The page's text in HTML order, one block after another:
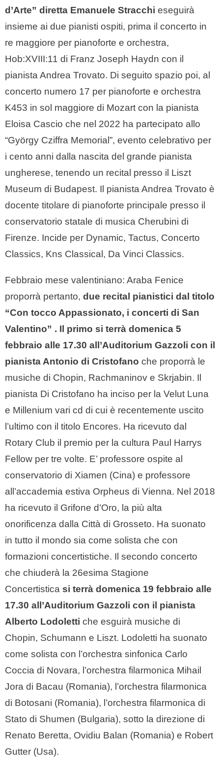
d’Arte” diretta Emanuele Stracchi eseguirà
insieme ai due pianisti ospiti, prima il concerto in
re maggiore per pianoforte e orchestra,
Hob:XVIII:11 di Franz Joseph Haydn con il
pianista Andrea Trovato. Di seguito spazio poi, al
concerto numero 17 per pianoforte e orchestra
K453 in sol maggiore di Mozart con la pianista
Eloisa Cascio che nel 2022 ha partecipato allo
“György Cziffra Memorial”, evento celebrativo per
i cento anni dalla nascita del grande pianista
ungherese, tenendo un recital presso il Liszt
Museum di Budapest. Il pianista Andrea Trovato è
docente titolare di pianoforte principale presso il
conservatorio statale di musica Cherubini di
Firenze. Incide per Dynamic, Tactus, Concerto
Classics, Kns Classical, Da Vinci Classics.
Febbraio mese valentiniano: Araba Fenice
proporrà pertanto, due recital pianistici dal titolo
“Con tocco Appassionato, i concerti di San
Valentino” . Il primo si terrà domenica 5
febbraio alle 17.30 all’Auditorium Gazzoli con il
pianista Antonio di Cristofano che proporrà le
musiche di Chopin, Rachmaninov e Skrjabin. Il
pianista Di Cristofano ha inciso per la Velut Luna
e Millenium vari cd di cui è recentemente uscito
l’ultimo con il titolo Encores. Ha ricevuto dal
Rotary Club il premio per la cultura Paul Harrys
Fellow per tre volte. E’ professore ospite al
conservatorio di Xiamen (Cina) e professore
all’accademia estiva Orpheus di Vienna. Nel 2018
ha ricevuto il Grifone d’Oro, la più alta
onorificenza dalla Città di Grosseto. Ha suonato
in tutto il mondo sia come solista che con
formazioni concertistiche. Il secondo concerto
che chiuderà la 26esima Stagione
Concertistica si terrà domenica 19 febbraio alle
17.30 all’Auditorium Gazzoli con il pianista
Alberto Lodoletti che esguirà musiche di
Chopin, Schumann e Liszt. Lodoletti ha suonato
come solista con l’orchestra sinfonica Carlo
Coccia di Novara, l’orchestra filarmonica Mihail
Jora di Bacau (Romania), l’orchestra filarmonica
di Botosani (Romania), l’orchestra filarmonica di
Stato di Shumen (Bulgaria), sotto la direzione di
Renato Beretta, Ovidiu Balan (Romania) e Robert
Gutter (Usa).